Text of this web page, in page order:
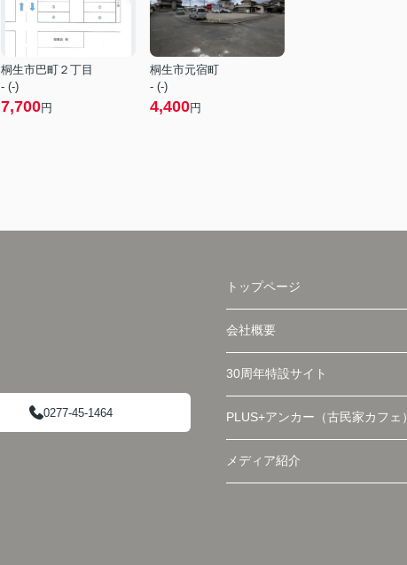
桐生市巴町２丁目
- (-)
7,700円
桐生市元宿町
- (-)
4,400円
0277-45-1464
トップページ
会社概要
30周年特設サイト
PLUS+アンカー（古民家カフェ
メディア紹介